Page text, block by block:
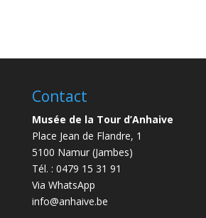
Contact
Musée de la Tour d’Anhaive
Place Jean de Flandre, 1
5100 Namur (Jambes)
Tél. : 0479 15 31 91
Via WhatsApp
info@anhaive.be